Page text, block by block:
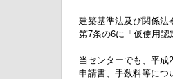
建築基準法及び関係法
第7条の6に「仮使用
当センターでも、平成
申請書、手数料等につ